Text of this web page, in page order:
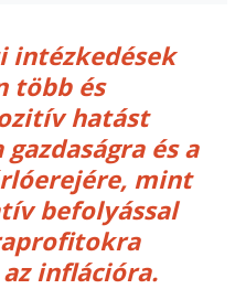
intézkedések
több és
hatást
és a
mint
befolyással
inflációra.